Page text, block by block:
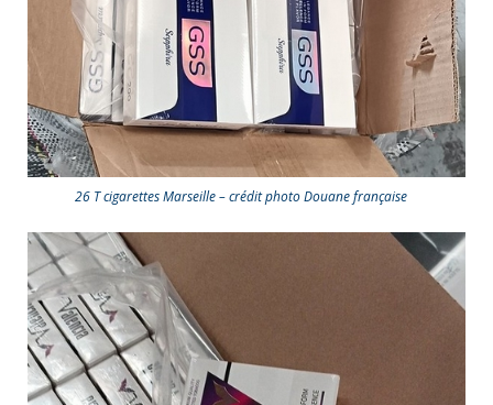
26 T cigarettes Marseille – crédit photo Douane française